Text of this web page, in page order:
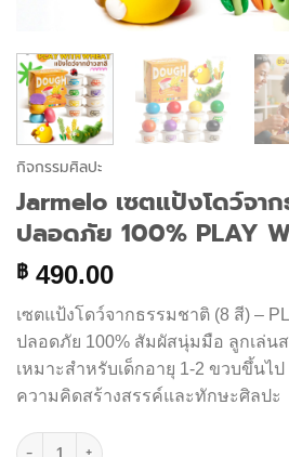
กิจกรรมศิลปะ
Jarmelo เซตแป้งโดว์จา
ปลอดภัย 100% PLAY
฿ 490.00
เซตแป้งโดว์จากธรรมชาติ (8 สี) –
ปลอดภัย 100% สัมผัสนุ่มมือ ลูกเล่น
เหมาะสำหรับเด็กอายุ 1-2 ขวบขึ้นไ
ความคิดสร้างสรรค์และทักษะศิลปะ
จำนวน Jarmelo เซตแป้งโดว์จากธรรม